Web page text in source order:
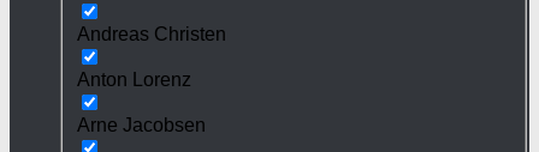
Andreas Christen
Anton Lorenz
Arne Jacobsen